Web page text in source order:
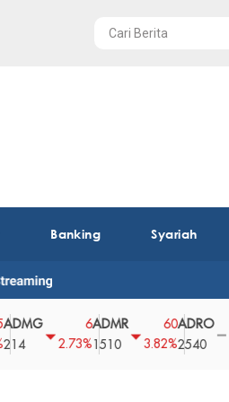
Banking Syariah
6
2.73%1510
60
3.82%
ADRO
2540
0
0%
AEGS
43